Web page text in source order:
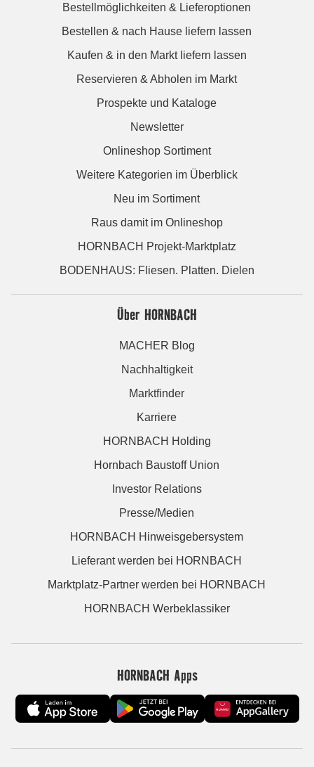
Bestellmöglichkeiten & Lieferoptionen
Bestellen & nach Hause liefern lassen
Kaufen & in den Markt liefern lassen
Reservieren & Abholen im Markt
Prospekte und Kataloge
Newsletter
Onlineshop Sortiment
Weitere Kategorien im Überblick
Neu im Sortiment
Raus damit im Onlineshop
HORNBACH Projekt-Marktplatz
BODENHAUS: Fliesen. Platten. Dielen
Über HORNBACH
MACHER Blog
Nachhaltigkeit
Marktfinder
Karriere
HORNBACH Holding
Hornbach Baustoff Union
Investor Relations
Presse/Medien
HORNBACH Hinweisgebersystem
Lieferant werden bei HORNBACH
Marktplatz-Partner werden bei HORNBACH
HORNBACH Werbeklassiker
HORNBACH Apps